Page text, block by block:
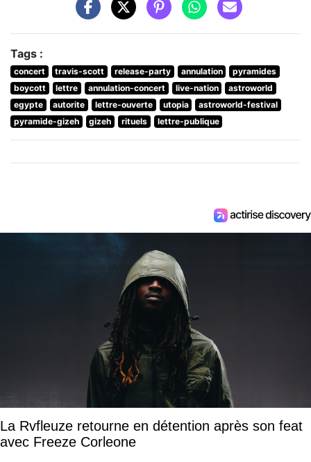
Tags :
concert travis-scott release-party annulation
pyramides
boycott
lettre annulation-concert live-nation
astroworld
egypte
autorite lettre-ouverte utopia
astroworld-festival
pyramide-gizeh
gizeh rituels lettre-publique
La Rvfleuze retourne en détention après son feat
avec Freeze Corleone